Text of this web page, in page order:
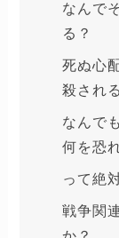
なんで
る？
死ぬ心
殺され
なんで
何を恐
って絶
戦争関